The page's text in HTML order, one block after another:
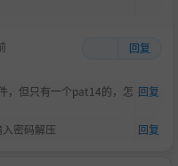
回复
，但只有一个pat14的，怎 回复
密码解压 回复